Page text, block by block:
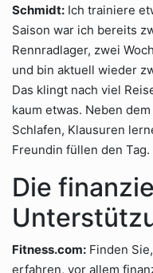
Schmidt: Ich trainiere
Saison war ich bereits
Rennradlager, zwei
und bin aktuell wieder
Das klingt nach viel
kaum etwas. Neben
Schlafen, Klausuren
Freundin füllen den Tag.
Die
Fitness.com: Finden
erfahren, vor allem